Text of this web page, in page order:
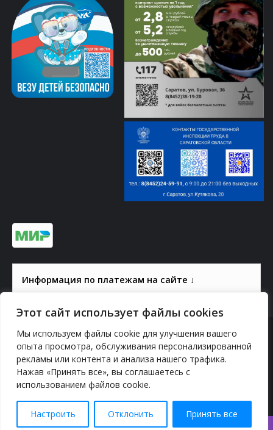
Этот сайт использует файлы cookies
Мы используем файлы cookie для улучшения вашего
опыта просмотра, обслуживания персонализированной
рекламы или контента и анализа нашего трафика.
Нажав «Принять все», вы соглашаетесь с
использованием файлов cookie.
Настроить Отклонить Принять все
Информация по платежам на сайте ↓
© 2000-2026, ГАУК СОМ КВЦ
Политика конфиденциальности
YouTube
vk.com